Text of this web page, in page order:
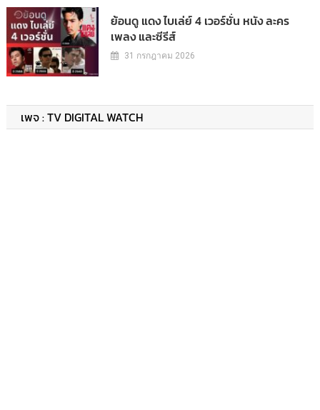
ย้อนดู แดง ไบเล่ย์ 4 เวอร์ชั่น หนัง ละคร
เพลง และซีรีส์
31 กรกฎาคม 2026
เพจ : TV DIGITAL WATCH